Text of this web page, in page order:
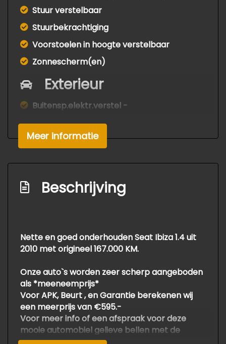
Stuur verstelbaar
Stuurbekrachtiging
Voorstoelen in hoogte verstelbaar
Zonnescherm(en)
Exterieur
Buitensp.elektr.verstel -
Buitenspiegels in carrosseriekleur
Bumpers in carrosseriekleur
afstandsbediening
Extra getint glas achter
Mistlampen voor
Parkeersensor achter
Overige
Anti blokkeer systeem
Bestuurdersairbag
Bluetooth
Meer informatie
Beschrijving
Nette en goed onderhouden Seat Ibiza 1.4 uit
2010 met origineel 167.000 KM.
Onze auto`s worden zeer scherp aangeboden
als *meeneemprijs*
Voor APK, Beurt , en Garantie berekenen wij
een meerprijs van €595.-
Voor meer info of een afspraak voor deze
mooie automobiel gelieve bellen met de